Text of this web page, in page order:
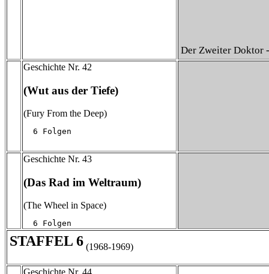
Der Zweiter Doktor
Geschichte Nr. 42
(Wut aus der Tiefe)
(Fury From the Deep)
  6 Folgen
Geschichte Nr. 43
(Das Rad im Weltraum)
(The Wheel in Space)
  6 Folgen
STAFFEL 6 (1968-1969)
Geschichte Nr. 44